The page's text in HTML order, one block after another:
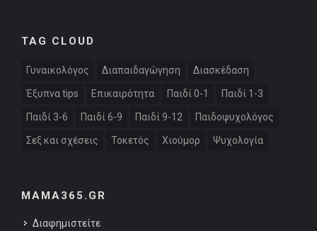
TAG CLOUD
Γυναικολόγος Διαπαιδαγώγηση Διασκέδαση
Έξυπνα tips Επικαιρότητα Παιδί 0-1 Παιδί 1-3
Παιδί 3-6 Παιδί 6-9 Παιδί 9-12 Παιδοψυχολόγος
Σεξ και σχέσεις Τοκετός Χιούμορ Ψυχολογία
MAMA365.GR
Διαφημιστείτε